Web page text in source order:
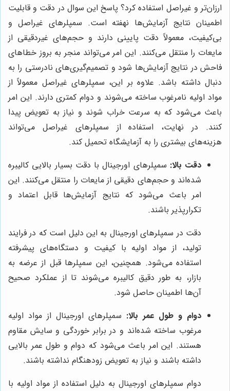
ارزان‌تر و غیراصل استفاده کرد؟ پاسخ این سوال در دقت و قابلیت
اطمینان نتایج آزمایش‌ها نهفته است. سمپلرهای غیراصل و
بی‌کیفیت، معمولاً دقت پایینی دارند و حجم‌های غیردقیقی از
مایعات را منتقل می‌کنند. این امر می‌تواند منجر به بروز خطاهای
فاحش در نتایج آزمایش‌ها شود و تصمیم‌گیری‌های نادرستی را به
دنبال داشته باشد. علاوه بر این، سمپلرهای غیراصل معمولاً از
مواد اولیه نامرغوب ساخته می‌شوند و دوام کمتری دارند. این امر
باعث می‌شود که به سرعت خراب شوند و نیاز به تعویض پیدا
کنند. در نهایت، استفاده از سمپلرهای غیراصل می‌تواند
هزینه‌های بیشتری را به آزمایشگاه تحمیل کند.
دقت بالا: سمپلرهای اورجینال با دقت بسیار بالایی کالیبره
شده‌اند و حجم‌های دقیقی از مایعات را منتقل می‌کنند. این
امر باعث می‌شود که نتایج آزمایش‌ها قابل اعتماد و
تکرارپذیر باشند.
دقت در سمپلرهای اورجینال به این دلیل است که در فرایند
تولید، از مواد اولیه با کیفیت و دستگاه‌های پیشرفته
استفاده می‌شود. همچنین، این سمپلرها قبل از عرضه به
بازار، به طور دقیق کالیبره می‌شوند تا از عملکرد صحیح
آن‌ها اطمینان حاصل شود.
دوام و طول عمر بالا: سمپلرهای اورجینال از مواد اولیه
مرغوب ساخته شده‌اند و در برابر خوردگی و سایش مقاوم
هستند. این امر باعث می‌شود که دوام و طول عمر بالایی
داشته باشند و نیاز به تعویض زودهنگام نداشته باشند.
دوام سمپلرهای اورجینال به دلیل استفاده از مواد اولیه با